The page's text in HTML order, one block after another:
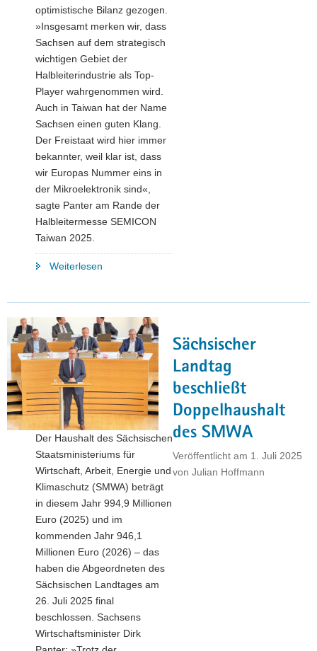
optimistische Bilanz gezogen.
»Insgesamt merken wir, dass
Sachsen auf dem strategisch
wichtigen Gebiet der
Halbleiterindustrie als Top-
Player wahrgenommen wird.
Auch in Taiwan hat der Name
Sachsen einen guten Klang.
Der Freistaat wird hier immer
bekannter, weil klar ist, dass
wir Europas Nummer eins in
der Mikroelektronik sind«,
sagte Panter am Rande der
Halbleitermesse SEMICON
Taiwan 2025.
Weiterlesen
dem
Branchen-
Event
Taiwan
2025"
Sächsischer
Landtag
beschließt
Doppelhaushalt
des SMWA
Veröffentlicht am 1. Juli 2025
von Julian Hoffmann
Der Haushalt des Sächsischen
Staatsministeriums für
Wirtschaft, Arbeit, Energie und
Klimaschutz (SMWA) beträgt
in diesem Jahr 994,9 Millionen
Euro (2025) und im
kommenden Jahr 946,1
Millionen Euro (2026) – das
haben die Abgeordneten des
Sächsischen Landtages am
26. Juli 2025 final
beschlossen. Sachsens
Wirtschaftsminister Dirk